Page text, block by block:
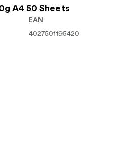
A4 50 Sheets
EAN
4027501195420